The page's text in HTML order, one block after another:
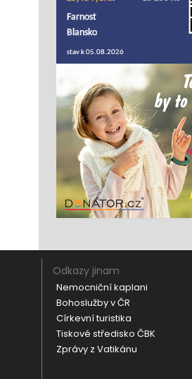
Odkazy jinam
Nemocniční kaplani
Bohoslužby v ČR
Církevní turistika
Tiskové středisko ČBK
Zprávy z Vatikánu